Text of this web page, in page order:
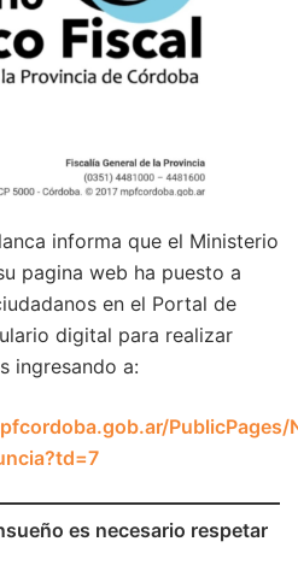
informa que el Ministerio
pagina web ha puesto a
en el Portal de
digital para realizar
ingresando a:
PublicPages/
es necesario respetar